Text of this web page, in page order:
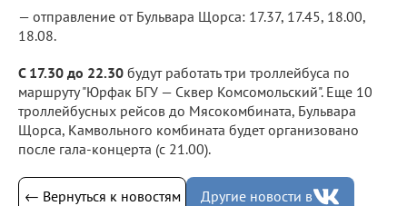
— отправление от Бульвара Щорса: 17.37, 17.45, 18.00,
18.08.
С 17.30 до 22.30 будут работать три троллейбуса по
маршруту "Юрфак БГУ — Сквер Комсомольский". Еще 10
троллейбусных рейсов до Мясокомбината, Бульвара
Щорса, Камвольного комбината будет организовано
после гала-концерта (с 21.00).
← Вернуться к новостям Другие новости в